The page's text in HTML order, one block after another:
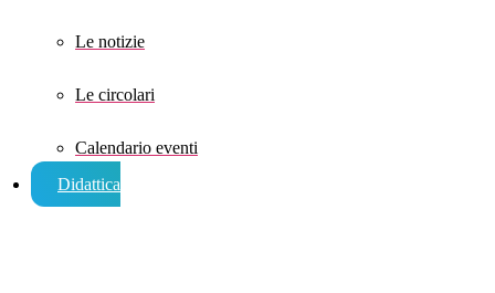
Le notizie
Le circolari
Calendario eventi
Didattica